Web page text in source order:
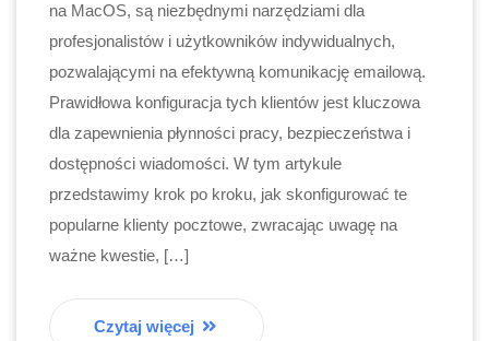
na MacOS, są niezbędnymi narzędziami dla
profesjonalistów i użytkowników indywidualnych,
pozwalającymi na efektywną komunikację emailową.
Prawidłowa konfiguracja tych klientów jest kluczowa
dla zapewnienia płynności pracy, bezpieczeństwa i
dostępności wiadomości. W tym artykule
przedstawimy krok po kroku, jak skonfigurować te
popularne klienty pocztowe, zwracając uwagę na
ważne kwestie, […]
Czytaj więcej